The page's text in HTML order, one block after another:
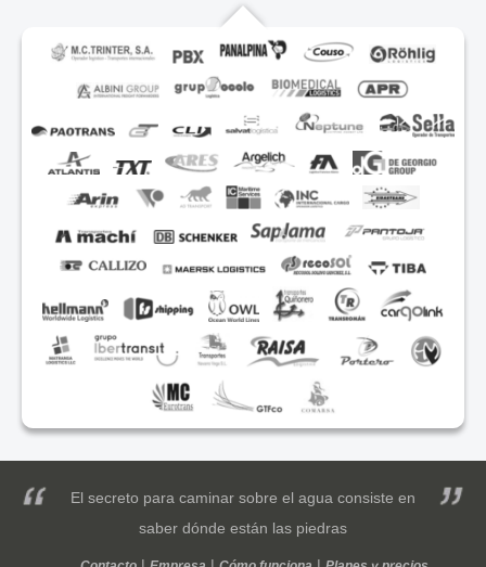
El secreto para caminar sobre el agua consiste en
saber dónde están las piedras